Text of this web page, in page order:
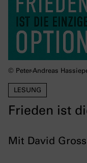
LESUNG
Frieden ist
Mit David
© Peter-Andreas